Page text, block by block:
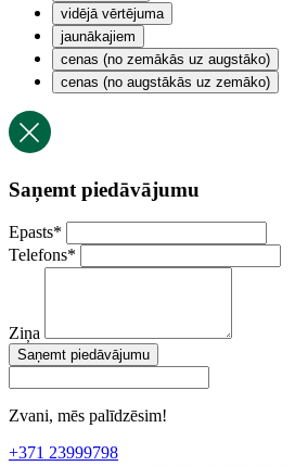
vidējā vērtējuma
jaunākajiem
cenas (no zemākās uz augstāko)
cenas (no augstākās uz zemāko)
Saņemt piedāvājumu
Epasts*
Telefons*
Ziņa
Saņemt piedāvājumu
Zvani, mēs palīdzēsim!
+371 23999798